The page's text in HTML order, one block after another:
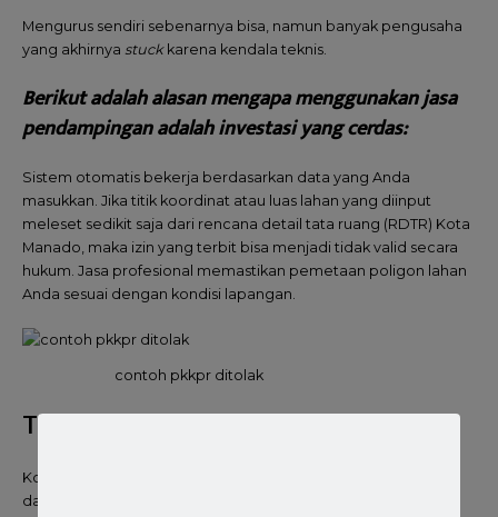
Mengurus sendiri sebenarnya bisa, namun banyak pengusaha
yang akhirnya stuckkarena kendala teknis.
Berikut adalah alasan mengapa menggunakan jasa
pendampingan adalah investasi yang cerdas:
Sistem otomatis bekerja berdasarkan data yang Anda
masukkan. Jika titik koordinat atau luas lahan yang diinput
meleset sedikit saja dari rencana detail tata ruang (RDTR) Kota
Manado, maka izin yang terbit bisa menjadi tidak valid secara
hukum. Jasa profesional memastikan pemetaan poligon lahan
Anda sesuai dengan kondisi lapangan.
contoh pkkpr ditolak
Titik Koordinat yang Kurang Tepat
Kota Manado memiliki karakteristik geografis yang unik, mulai
dari kawasan pesisir hingga perbukitan. Aturan tata ruangnya